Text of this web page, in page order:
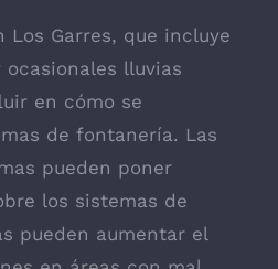
Los Garres, que incluye
lluvias
en cómo se
de fontanería. Las
pueden poner
los sistemas de
pueden aumentar el